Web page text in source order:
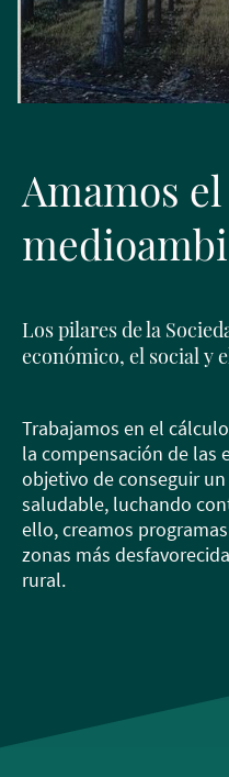
Amamos el
Los pilares de la
económico, el social y
Trabajamos en el
la compensación de las
objetivo de conseguir
saludable, luchando
ello, creamos
zonas más
rural.